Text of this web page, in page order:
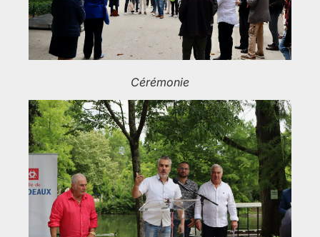
Cérémonie